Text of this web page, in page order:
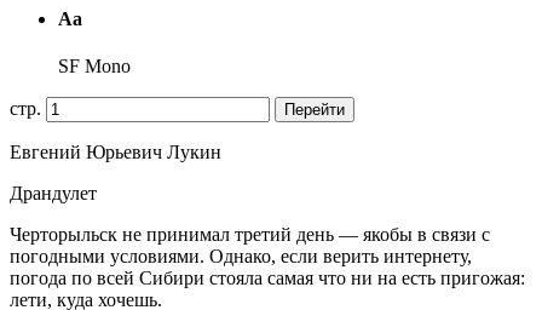
Аа
SF Mono
стр. Перейти
Евгений Юрьевич Лукин
Драндулет
Черторыльск не принимал третий день — якобы в связи с
погодными условиями. Однако, если верить интернету,
погода по всей Сибири стояла самая что ни на есть пригожая:
лети, куда хочешь.